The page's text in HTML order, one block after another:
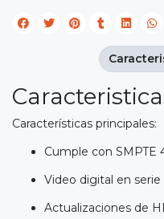
Características principales:
Cumple con SMPTE
Video digital en serie
Actualizaciones de